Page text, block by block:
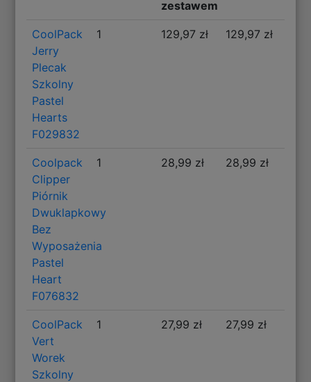
zestawem
CoolPack
Jerry
Plecak
Szkolny
Pastel
Hearts
F029832
1 129,97 zł 129,97 zł
Coolpack
Clipper
Piórnik
Dwuklapkowy
Bez
Wyposażenia
Pastel
Heart
F076832
1 28,99 zł 28,99 zł
CoolPack
Vert
Worek
Szkolny
1 27,99 zł 27,99 zł